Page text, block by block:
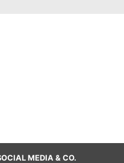
MEDIA & CO.